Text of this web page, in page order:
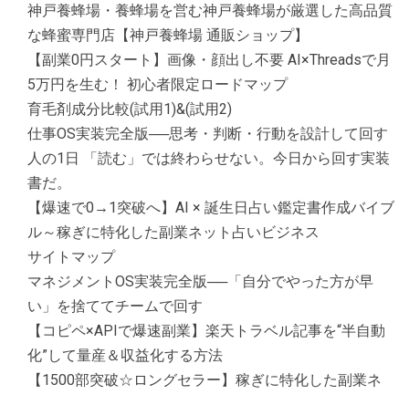
神戸養蜂場・養蜂場を営む神戸養蜂場が厳選した高品質
な蜂蜜専門店【神戸養蜂場 通販ショップ】
【副業0円スタート】画像・顔出し不要 AI×Threadsで月
5万円を生む！ 初心者限定ロードマップ
育毛剤成分比較(試用1)&(試用2)
仕事OS実装完全版──思考・判断・行動を設計して回す
人の1日 「読む」では終わらせない。今日から回す実装
書だ。
【爆速で0→1突破へ】AI × 誕生日占い鑑定書作成バイブ
ル～稼ぎに特化した副業ネット占いビジネス
サイトマップ
マネジメントOS実装完全版──「自分でやった方が早
い」を捨ててチームで回す
【コピペ×APIで爆速副業】楽天トラベル記事を“半自動
化”して量産＆収益化する方法
【1500部突破☆ロングセラー】稼ぎに特化した副業ネ